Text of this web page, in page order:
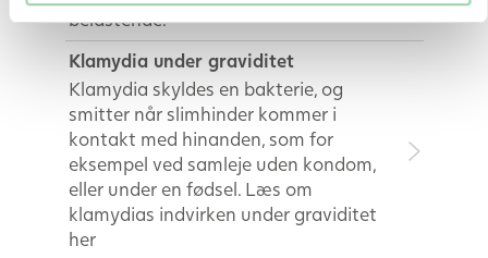
belastende.
Klamydia under graviditet
Klamydia skyldes en bakterie, og
smitter når slimhinder kommer i
kontakt med hinanden, som for
eksempel ved samleje uden kondom,
eller under en fødsel. Læs om
klamydias indvirken under graviditet
her